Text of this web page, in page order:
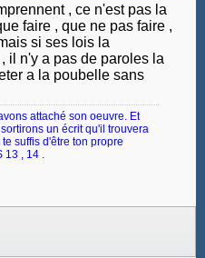
, ce n'est pas la
faire , que ne pas faire ,
si ses lois la
il n'y a pas de paroles la
a la poubelle sans
attaché son oeuvre. Et
un écrit qu'il trouvera
suffis d'être ton propre
13 , 14 .